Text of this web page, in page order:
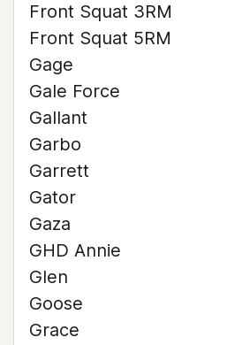
Front Squat 3RM
Front Squat 5RM
Gage
Gale Force
Gallant
Garbo
Garrett
Gator
Gaza
GHD Annie
Glen
Goose
Grace